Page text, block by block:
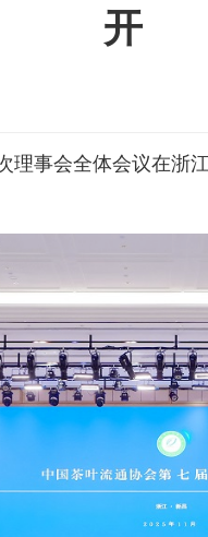
开
事会全体会议在浙江